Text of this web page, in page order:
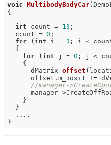
void MultibodyBodyCar
{
  ....
int count = 10 ;
  count =
0 ;
for ( int i = 0 ; i <
  {
for ( int j = 0 ; j <
    {
dMatrix offset
offset.m_posit +=
//manager-
manager-
    }
  }
  ....